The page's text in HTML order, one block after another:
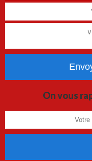
On vous